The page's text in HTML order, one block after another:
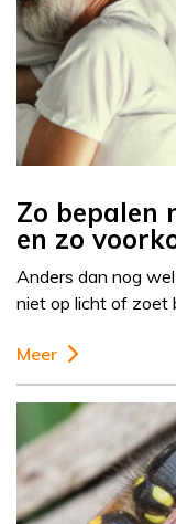
Zo bepalen
en zo
Anders dan nog
niet op licht of zoet
Meer